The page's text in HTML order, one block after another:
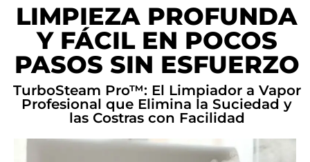
LIMPIEZA PROFUNDA
Y FÁCIL EN POCOS
PASOS SIN ESFUERZO
TurboSteam Pro™: El Limpiador a Vapor
Profesional que Elimina la Suciedad y
las Costras con Facilidad